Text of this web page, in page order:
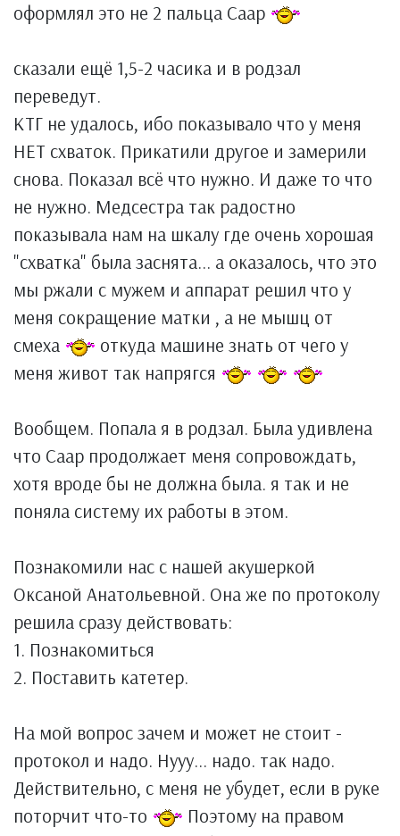
оформлял это не 2 пальца Саар
сказали ещё 1,5-2 часика и в родзал
переведут.
КТГ не удалось, ибо показывало что у меня
НЕТ схваток. Прикатили другое и замерили
снова. Показал всё что нужно. И даже то что
не нужно. Медсестра так радостно
показывала нам на шкалу где очень хорошая
"схватка" была заснята... а оказалось, что это
мы ржали с мужем и аппарат решил что у
меня сокращение матки , а не мышц от
смеха
откуда машине знать от чего у
меня живот так напрягся
Вообщем. Попала я в родзал. Была удивлена
что Саар продолжает меня сопровождать,
хотя вроде бы не должна была. я так и не
поняла систему их работы в этом.
Познакомили нас с нашей акушеркой
Оксаной Анатольевной. Она же по протоколу
решила сразу действовать:
1. Познакомиться
2. Поставить катетер.
На мой вопрос зачем и может не стоит -
протокол и надо. Нууу... надо. так надо.
Действительно, с меня не убудет, если в руке
поторчит что-то
Поэтому на правом